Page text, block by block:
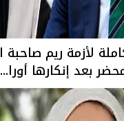
بعد إنكارها أورا...